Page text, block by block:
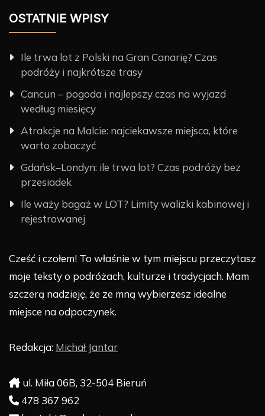
OSTATNIE WPISY
Ile trwa lot z Polski na Gran Canarię? Czas
podróży i najkrótsze trasy
Cancun – pogoda i najlepszy czas na wyjazd
według miesięcy
Atrakcje na Malcie: najciekawsze miejsca, które
warto zobaczyć
Gdańsk–Londyn: ile trwa lot? Czas podróży bez
przesiadek
Ile waży bagaż w LOT? Limity walizki kabinowej i
rejestrowanej
Cześć i czołem! To właśnie w tym miejscu przeczytasz
moje teksty o podróżach, kulturze i tradycjach. Mam
szczerą nadzieję, że ze mną wybierzesz idealne
miejsce na odpoczynek.
Redakcja: Michał Jantar
ul. Miła 06B, 32-504 Bieruń
478 367 962